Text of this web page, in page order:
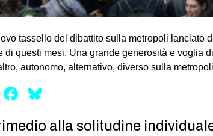
tassello del dibattito sulla metropoli lanciato
di questi mesi. Una grande generosità e voglia
autonomo, alternativo, diverso sulla
Mastodon
Facebook
alla solitudine